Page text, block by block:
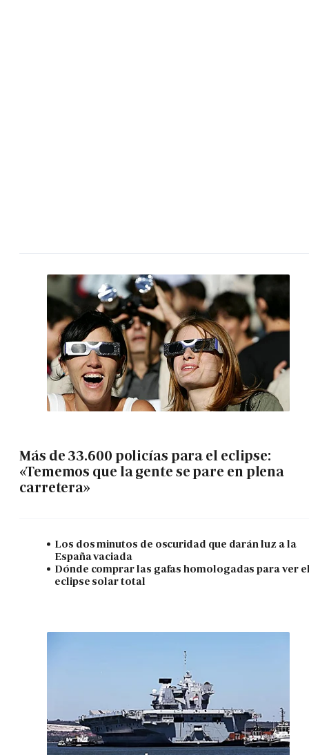
Más de 33.600 policías para el eclipse:
«Tememos que la gente se pare en plena
carretera»
Los dos minutos de oscuridad que darán luz a la
España vaciada
Dónde comprar las gafas homologadas para ver
eclipse solar total